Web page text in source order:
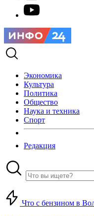
Экономика
Культура
Политика
Общество
Наука и техника
Спорт
Редакция
Что с бензином в